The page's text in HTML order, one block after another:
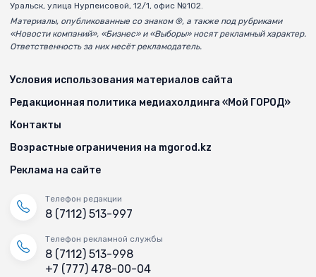
Уральск, улица Нурпеисовой, 12/1, офис №102.
Материалы, опубликованные со знаком ®, а также под рубриками
«Новости компаний», «Бизнес» и «Выборы» носят рекламный характер.
Ответственность за них несёт рекламодатель.
Условия использования материалов сайта
Редакционная политика медиахолдинга «Мой ГОРОД»
Контакты
Возрастные ограничения на mgorod.kz
Реклама на сайте
Телефон редакции
8 (7112) 513-997
Телефон рекламной службы
8 (7112) 513-998
+7 (777) 478-00-04